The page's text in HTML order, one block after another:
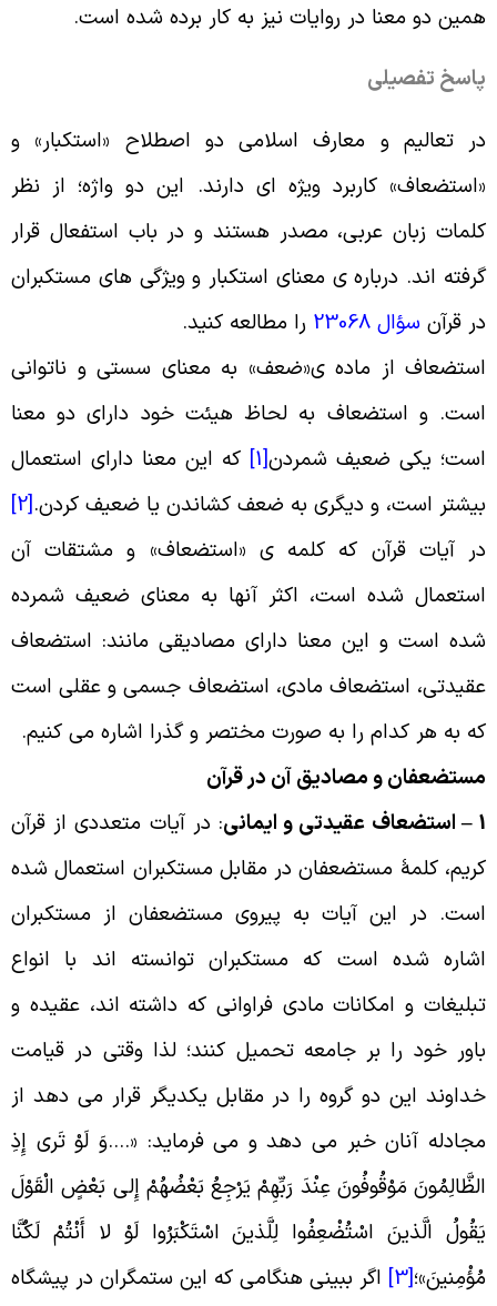
دو معنا در روایات نیز به کار برده شده است.
تفصیلی
تعالیم و معارف اسلامی دو اصطلاح «استکبار» و
کاربرد ویژه ای دارند. این دو واژه؛ از نظر
زبان عربی، مصدر هستند و در باب استفعال قرار
اند. درباره ی معنای استکبار و ویژگی های مستکبران
قرآن سؤال 23068 را مطالعه کنید.
از ماده ی«ضعف» به معنای سستی و ناتوانی
و استضعاف به لحاظ هیئت خود دارای دو معنا
یکی ضعیف شمردن[1]
که این معنا دارای استعمال
است، و دیگری به ضعف کشاندن یا ضعیف کردن.
[2]
آیات قرآن که کلمه ی «استضعاف» و مشتقات آن
شده است، اکثر آنها به معنای ضعیف شمرده
است و این معنا دارای مصادیقی مانند: استضعاف
استضعاف مادی، استضعاف جسمی و عقلی است
به هر کدام را به صورت مختصر و گذرا اشاره می کنیم.
و مصادیق آن در قرآن
استضعاف عقیدتی و ایمانی:در آیات متعددی از قرآن
کلمۀ مستضعفان در مقابل مستکبران استعمال شده
در این آیات به پیروی مستضعفان از مستکبران
شده است که مستکبران توانسته اند با انواع
و امکانات مادی فراوانی که داشته اند، عقیده و
خود را بر جامعه تحمیل کنند؛ لذا وقتی در قیامت
این دو گروه را در مقابل یکدیگر قرار می دهد از
آنان خبر می دهد و می فرماید: «….وَ لَوْ تَرى‏ إِذِ
مَوْقُوفُونَ عِنْدَ رَبِّهِمْ یَرْجِعُ بَعْضُهُمْ إِلى‏ بَعْضٍ الْقَوْلَ
الَّذینَ اسْتُضْعِفُوا لِلَّذینَ اسْتَکْبَرُوا لَوْ لا أَنْتُمْ لَکُنَّا
[3]
اگر ببینى هنگامى که این ستمگران در پیشگاه